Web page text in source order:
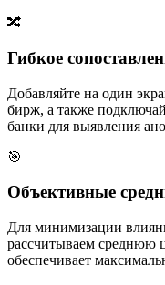
🔀
Гибкое
Добавляйте на один
бирж, а также
банки для выявления
🎯
Объективные
Для минимизации
рассчитываем среднюю
обеспечивает